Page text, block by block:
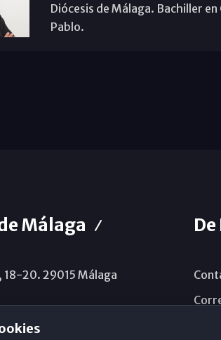
Diócesis de Málaga. Bachiller en
Pablo.
Málaga
18-20. 29015 Málaga